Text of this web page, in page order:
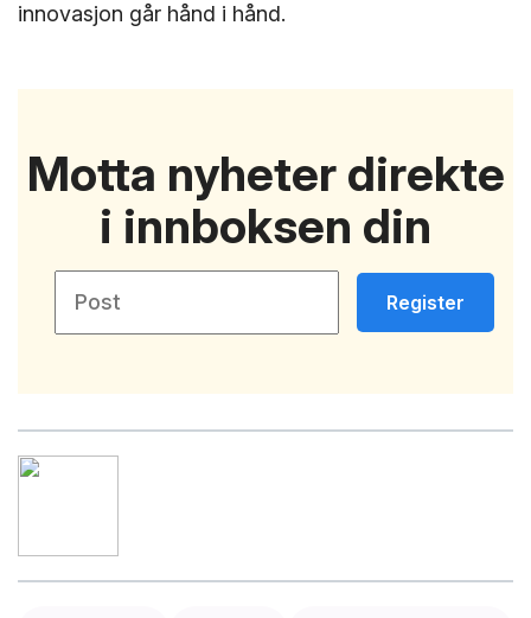
innovasjon går hånd i hånd.
Motta nyheter direkte
i innboksen din
Register